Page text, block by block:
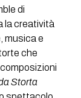
di
la creatività
musica e
che
Storta